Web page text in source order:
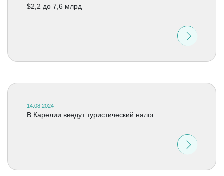
$2,2 до 7,6 млрд
14.08.2024
В Карелии введут туристический налог